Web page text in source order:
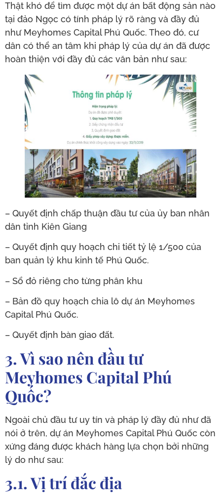
Thật khó để tìm được một dự án bất động sản nào
tại đảo Ngọc có tính pháp lý rõ ràng và đầy đủ
như Meyhomes Capital Phú Quốc. Theo đó, cư
dân có thể an tâm khi pháp lý của dự án đã được
hoàn thiện với đầy đủ các văn bản như sau:
– Quyết định chấp thuận đầu tư của ủy ban nhân
dân tỉnh Kiên Giang
– Quyết định quy hoạch chi tiết tỷ lệ 1/500 của
ban quản lý khu kinh tế Phú Quốc.
– Sổ đỏ riêng cho từng phân khu
– Bản đồ quy hoạch chia lô dự án Meyhomes
Capital Phú Quốc.
– Quyết định bàn giao đất.
3. Vì sao nên đầu tư
Meyhomes Capital Phú
Quốc?
Ngoài chủ đầu tư uy tín và pháp lý đầy đủ như đã
nói ở trên, dự án Meyhomes Capital Phú Quốc còn
xứng đáng được khách hàng lựa chọn bởi những
lý do như sau:
3.1. Vị trí đắc địa